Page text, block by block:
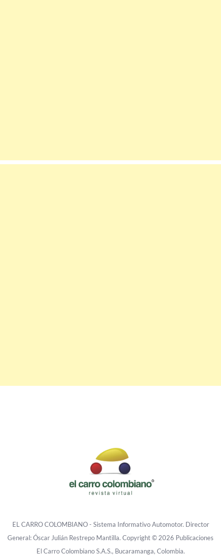
EL CARRO COLOMBIANO - Sistema Informativo Automotor. Director
General: Óscar Julián Restrepo Mantilla. Copyright © 2026 Publicaciones
El Carro Colombiano S.A.S., Bucaramanga, Colombia.